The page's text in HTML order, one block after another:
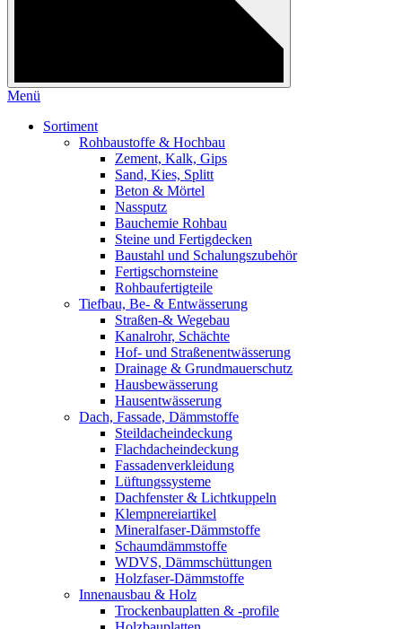
Menü
Sortiment
Rohbaustoffe & Hochbau
Zement, Kalk, Gips
Sand, Kies, Splitt
Beton & Mörtel
Nassputz
Bauchemie Rohbau
Steine und Fertigdecken
Baustahl und Schalungszubehör
Fertigschornsteine
Rohbaufertigteile
Tiefbau, Be- & Entwässerung
Straßen-& Wegebau
Kanalrohr, Schächte
Hof- und Straßenentwässerung
Drainage & Grundmauerschutz
Hausbewässerung
Hausentwässerung
Dach, Fassade, Dämmstoffe
Steildacheindeckung
Flachdacheindeckung
Fassadenverkleidung
Lüftungssysteme
Dachfenster & Lichtkuppeln
Klempnereiartikel
Mineralfaser-Dämmstoffe
Schaumdämmstoffe
WDVS, Dämmschüttungen
Holzfaser-Dämmstoffe
Innenausbau & Holz
Trockenbauplatten & -profile